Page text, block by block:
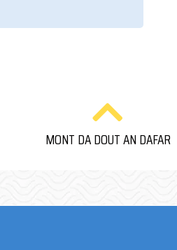
MONT DA DOUT AN DAFAR